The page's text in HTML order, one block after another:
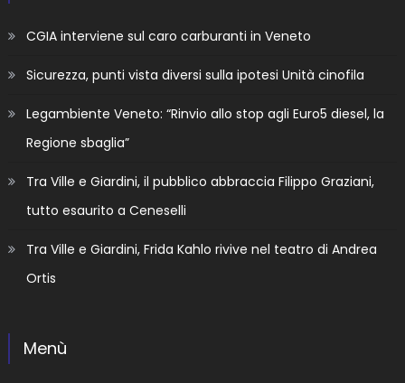
CGIA interviene sul caro carburanti in Veneto
Sicurezza, punti vista diversi sulla ipotesi Unità cinofila
Legambiente Veneto: “Rinvio allo stop agli Euro5 diesel, la
Regione sbaglia”
Tra Ville e Giardini, il pubblico abbraccia Filippo Graziani,
tutto esaurito a Ceneselli
Tra Ville e Giardini, Frida Kahlo rivive nel teatro di Andrea
Ortis
Menù